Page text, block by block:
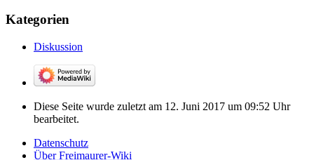
Kategorien
Diskussion
Diese Seite wurde zuletzt am 12. Juni 2017 um 09:52 Uhr
bearbeitet.
Datenschutz
Über Freimaurer-Wiki